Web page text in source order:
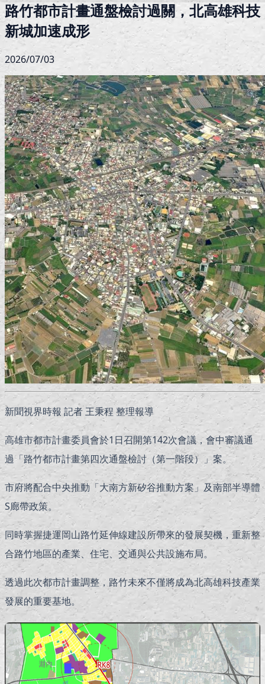
路竹都市計畫通盤檢討過關，北高雄科技
新城加速成形
2026/07/03
新聞視界時報 記者 王秉程 整理報導
高雄市都市計畫委員會於1日召開第142次會議，會中審議通
過「路竹都市計畫第四次通盤檢討（第一階段）」案。
市府將配合中央推動「大南方新矽谷推動方案」及南部半導體
S廊帶政策。
同時掌握捷運岡山路竹延伸線建設所帶來的發展契機，重新整
合路竹地區的產業、住宅、交通與公共設施布局。
透過此次都市計畫調整，路竹未來不僅將成為北高雄科技產業
發展的重要基地。